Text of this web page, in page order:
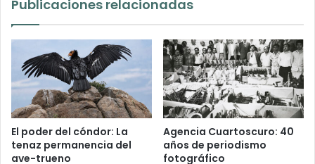
Publicaciones relacionadas
El poder del cóndor: La
tenaz permanencia del
ave-trueno
Agencia Cuartoscuro: 40
años de periodismo
fotográfico